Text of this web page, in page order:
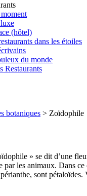
(hôtel)
dans les étoiles
du monde
Restaurants
botaniques > Zoïdophile
» se dit d’une
par les animaux. Dans ce
sont pétaloïdes.